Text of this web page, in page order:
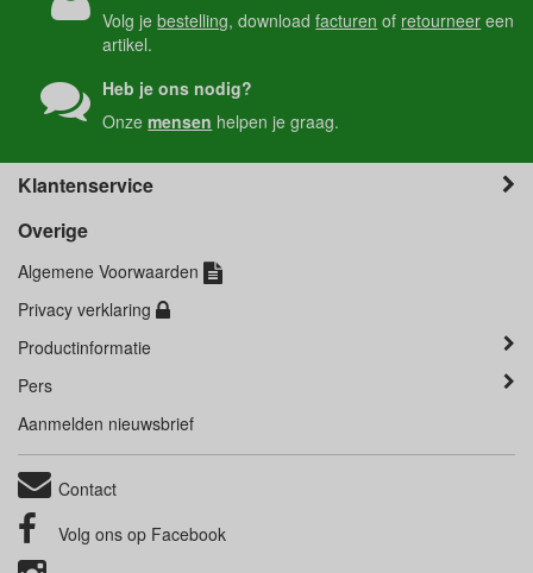
Volg jebestelling, downloadfacturen of retourneer een
artikel.
Heb je ons nodig?
Onzemensen helpen je graag.
Klantenservice
Overige
Algemene Voorwaarden
Privacy verklaring
Productinformatie
Pers
Aanmelden nieuwsbrief
Contact
Volg ons op Facebook